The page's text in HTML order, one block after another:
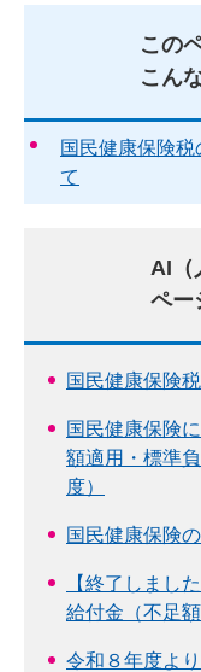
この
こん
国民健康保険
て
AI（
ペー
国民健康保険
国民健康保険
額適用・標準
度）
国民健康保険
【終了しまし
給付金（不足
令和８年度よ